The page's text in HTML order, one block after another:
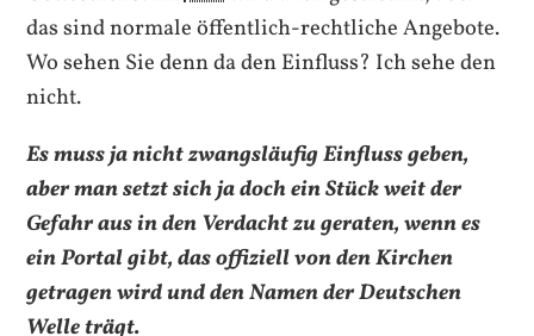
das sind normale öffentlich-rechtliche Angebote.
Wo sehen Sie denn da den Einfluss? Ich sehe den
nicht.
Es muss ja nicht zwangsläufig Einfluss geben,
aber man setzt sich ja doch ein Stück weit der
Gefahr aus in den Verdacht zu geraten, wenn es
ein Portal gibt, das offiziell von den Kirchen
getragen wird und den Namen der Deutschen
Welle trägt.